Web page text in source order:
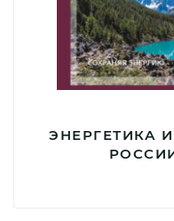
ЭНЕРГЕТИКА